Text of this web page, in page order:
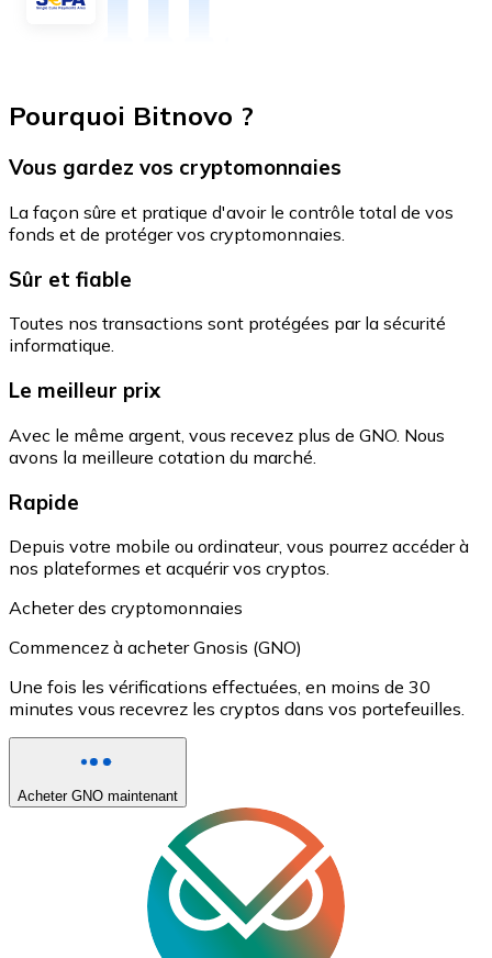
Pourquoi Bitnovo ?
Vous gardez vos cryptomonnaies
La façon sûre et pratique d'avoir le contrôle total de vos
fonds et de protéger vos cryptomonnaies.
Sûr et fiable
Toutes nos transactions sont protégées par la sécurité
informatique.
Le meilleur prix
Avec le même argent, vous recevez plus de GNO. Nous
avons la meilleure cotation du marché.
Rapide
Depuis votre mobile ou ordinateur, vous pourrez accéder à
nos plateformes et acquérir vos cryptos.
Acheter des cryptomonnaies
Commencez à acheter Gnosis (GNO)
Une fois les vérifications effectuées, en moins de 30
minutes vous recevrez les cryptos dans vos portefeuilles.
Acheter GNO maintenant